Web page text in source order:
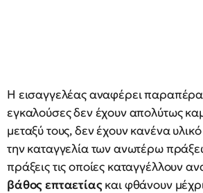
Η εισαγγελέας αναφέρει παραπέρα
εγκαλούσες δεν έχουν απολύτως
μεταξύ τους, δεν έχουν κανένα
την καταγγελία των ανωτέρω
πράξεις τις οποίες καταγγέλλουν
βάθος επταετίαςκαι φθάνουν